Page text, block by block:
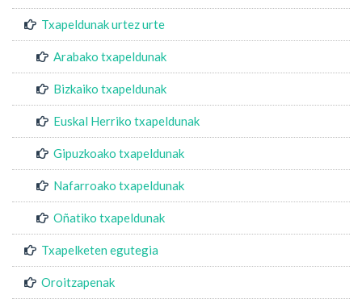
Txapeldunak urtez urte
Arabako txapeldunak
Bizkaiko txapeldunak
Euskal Herriko txapeldunak
Gipuzkoako txapeldunak
Nafarroako txapeldunak
Oñatiko txapeldunak
Txapelketen egutegia
Oroitzapenak